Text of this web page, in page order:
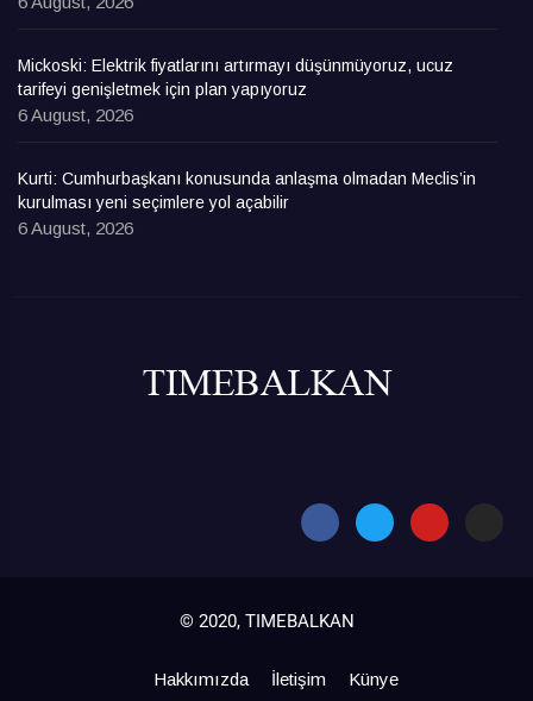
Mickoski: Elektrik fiyatlarını artırmayı düşünmüyoruz, ucuz
tarifeyi genişletmek için plan yapıyoruz
6 August, 2026
Kurti: Cumhurbaşkanı konusunda anlaşma olmadan Meclis’in
kurulması yeni seçimlere yol açabilir
6 August, 2026
© 2020, TIMEBALKAN
Hakkımızda İletişim Künye